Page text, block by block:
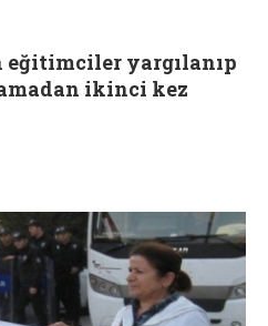
yargılanıp
ikinci kez